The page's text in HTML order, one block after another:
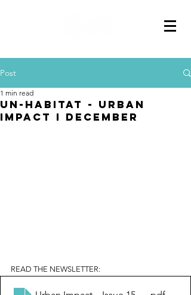
Post
UN-Habitat - Urban
Impact I DECEMBER
1 min read
READ THE NEWSLETTER: